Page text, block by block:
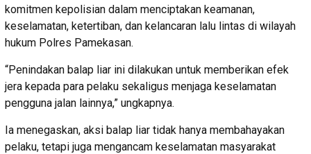
komitmen kepolisian dalam menciptakan keamanan,
keselamatan, ketertiban, dan kelancaran lalu lintas di wilayah
hukum Polres Pamekasan.
“Penindakan balap liar ini dilakukan untuk memberikan efek
jera kepada para pelaku sekaligus menjaga keselamatan
pengguna jalan lainnya,” ungkapnya.
Ia menegaskan, aksi balap liar tidak hanya membahayakan
pelaku, tetapi juga mengancam keselamatan masyarakat